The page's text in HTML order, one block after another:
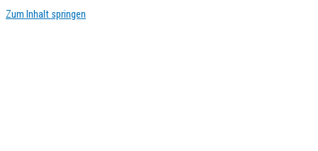
Zum Inhalt springen